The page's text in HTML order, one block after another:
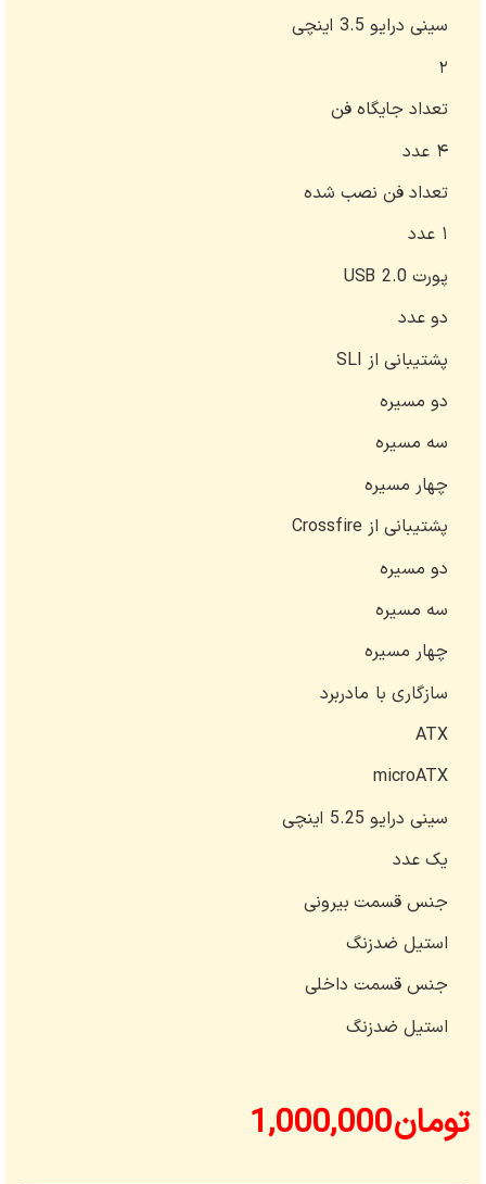
سینی درایو 3.5 اینچی
۲
تعداد جایگاه فن
۴ عدد
تعداد فن نصب شده
۱ عدد
پورت USB 2.0
دو عدد
پشتیبانی از SLI
دو مسیره
سه مسیره
چهار مسیره
پشتیبانی از Crossfire
دو مسیره
سه مسیره
چهار مسیره
سازگاری با مادربرد
ATX
microATX
سینی درایو 5.25 اینچی
یک عدد
جنس قسمت بیرونی
استیل ضدزنگ
جنس قسمت داخلی
استیل ضدزنگ
تومان